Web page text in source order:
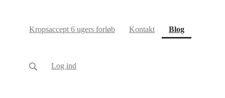
Kropsaccept 6 ugers forløb Kontakt Blog(current)
Log ind